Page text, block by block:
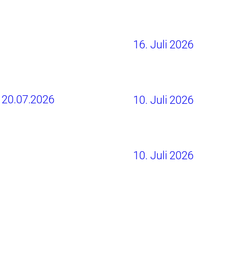
16. Juli 2026
10. Juli 2026
10. Juli 2026